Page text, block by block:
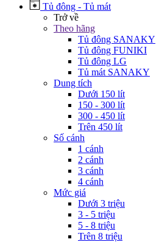
Tủ đông - Tủ mát
Trở về
Theo hãng
Tủ đông SANAKY
Tủ đông FUNIKI
Tủ đông LG
Tủ mát SANAKY
Dung tích
Dưới 150 lít
150 - 300 lít
300 - 450 lít
Trên 450 lít
Số cánh
1 cánh
2 cánh
3 cánh
4 cánh
Mức giá
Dưới 3 triệu
3 - 5 triệu
5 - 8 triệu
Trên 8 triệu